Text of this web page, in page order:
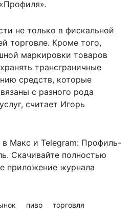
не только в фискальной
торговле. Кроме того,
маркировки товаров
трансграничные
средств, которые
с разного рода
считает Игорь
в Макс и Telegram: Профиль-
. Скачивайте полностью
приложение журнала
пиво торговля